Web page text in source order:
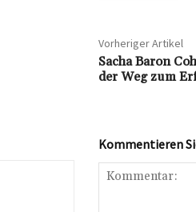
Vorheriger Artikel
Sacha Baron
der Weg zum
Kommentieren